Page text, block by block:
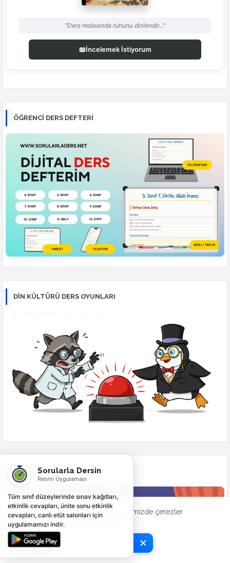
"Ders molasında ruhunu dinlendir..."
📖İncelemek İstiyorum
ÖĞRENCI DERS DEFTERI
DİN KÜLTÜRÜ DERS OYUNLARI
BENZERSİZ OYUNLAR
Deneyiminizi geliştirmek için web sitemizde çerezler
kullanılmaktadır.Şimdi Kontrol Et
Tamam
Sorularla Dersin
Resmi Uygulaması
Tüm sınıf düzeylerinde sınav kağıtları,
etkinlik cevapları, ünite sonu etkinlik
cevapları, canlı etüt salonları için
uygulamamızı indir.